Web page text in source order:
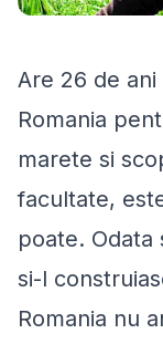
Are 26 de
Romania
marete si
facultate,
poate. Odata
si-l
Romania nu